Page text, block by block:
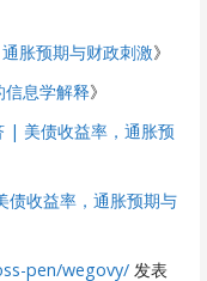
胀预期与财政刺激》
息学解释》
| 美债收益率，通胀预
债收益率，通胀预期与
pen/wegovy/ 发表